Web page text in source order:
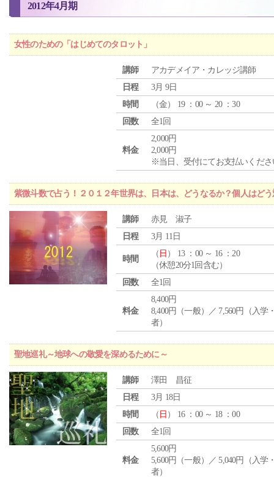
2012年4月期
女性のための「はじめてのタロット」
講師
アカデメイア・カレッジ講師
日程
3月 9日
時間
（金） 19 ：00 ～ 20 ：30
回数
全1回
料金
2,000円
2,000円
※当日、受付にてお支払いくださ
紫微斗数で占う！２０１２年世界は、日本は、どうなるか？個人はど
講師
赤見 淑子
日程
3月 11日
時間
（ 日 ） 13 ：00 ～ 16 ：20
（休憩20分1回含む）
回数
全1回
料金
8,400円
8,400円（一般）／ 7,560円（入学
者）
聖地巡礼～地球への敬愛を深めるために～
講師
澤田 昌征
日程
3月 18日
時間
（ 日 ） 16 ：00 ～ 18 ：00
回数
全1回
料金
5,600円
5,600円（一般）／ 5,040円（入学
者）